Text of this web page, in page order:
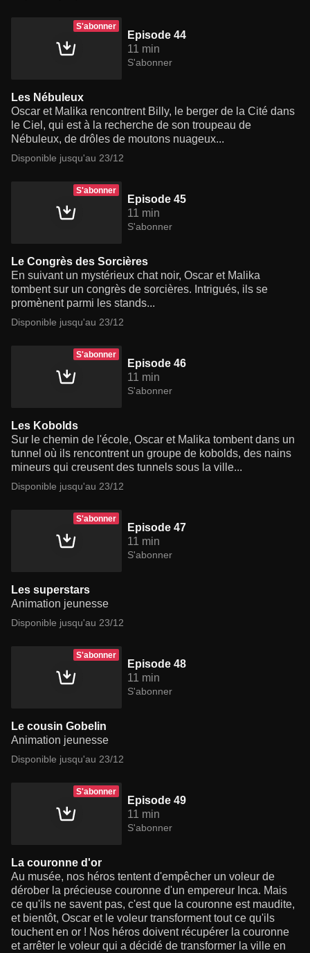
S'abonner
Episode 44
11 min
S'abonner
Les Nébuleux
Oscar et Malika rencontrent Billy, le berger de la Cité dans
le Ciel, qui est à la recherche de son troupeau de
Nébuleux, de drôles de moutons nuageux...
Disponible jusqu'au 23/12
S'abonner
Episode 45
11 min
S'abonner
Le Congrès des Sorcières
En suivant un mystérieux chat noir, Oscar et Malika
tombent sur un congrès de sorcières. Intrigués, ils se
promènent parmi les stands...
Disponible jusqu'au 23/12
S'abonner
Episode 46
11 min
S'abonner
Les Kobolds
Sur le chemin de l'école, Oscar et Malika tombent dans un
tunnel où ils rencontrent un groupe de kobolds, des nains
mineurs qui creusent des tunnels sous la ville...
Disponible jusqu'au 23/12
S'abonner
Episode 47
11 min
S'abonner
Les superstars
Animation jeunesse
Disponible jusqu'au 23/12
S'abonner
Episode 48
11 min
S'abonner
Le cousin Gobelin
Animation jeunesse
Disponible jusqu'au 23/12
S'abonner
Episode 49
11 min
S'abonner
La couronne d'or
Au musée, nos héros tentent d'empêcher un voleur de
dérober la précieuse couronne d'un empereur Inca. Mais
ce qu'ils ne savent pas, c'est que la couronne est maudite,
et bientôt, Oscar et le voleur transforment tout ce qu'ils
touchent en or ! Nos héros doivent récupérer la couronne
et arrêter le voleur qui a décidé de transformer la ville en